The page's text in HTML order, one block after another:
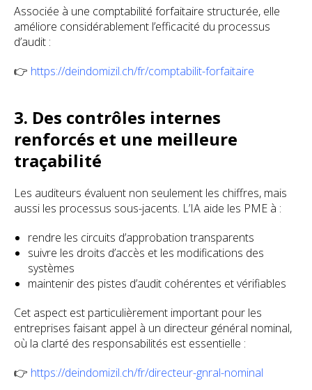
Associée à une comptabilité forfaitaire structurée, elle
améliore considérablement l’efficacité du processus
d’audit :
👉 https://deindomizil.ch/fr/comptabilit-forfaitaire
3. Des contrôles internes
renforcés et une meilleure
traçabilité
Les auditeurs évaluent non seulement les chiffres, mais
aussi les processus sous-jacents. L’IA aide les PME à :
rendre les circuits d’approbation transparents
suivre les droits d’accès et les modifications des
systèmes
maintenir des pistes d’audit cohérentes et vérifiables
Cet aspect est particulièrement important pour les
entreprises faisant appel à un directeur général nominal,
où la clarté des responsabilités est essentielle :
👉 https://deindomizil.ch/fr/directeur-gnral-nominal